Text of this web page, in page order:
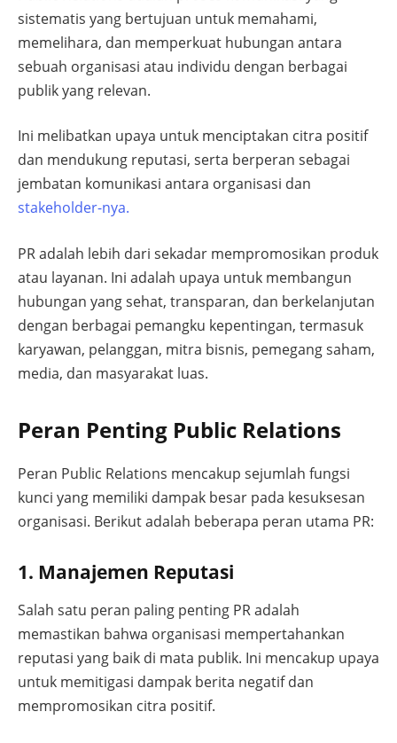
sistematis yang bertujuan untuk memahami,
memelihara, dan memperkuat hubungan antara
sebuah organisasi atau individu dengan berbagai
publik yang relevan.
Ini melibatkan upaya untuk menciptakan citra positif
dan mendukung reputasi, serta berperan sebagai
jembatan komunikasi antara organisasi dan
stakeholder-nya.
PR adalah lebih dari sekadar mempromosikan produk
atau layanan. Ini adalah upaya untuk membangun
hubungan yang sehat, transparan, dan berkelanjutan
dengan berbagai pemangku kepentingan, termasuk
karyawan, pelanggan, mitra bisnis, pemegang saham,
media, dan masyarakat luas.
Peran Penting Public Relations
Peran Public Relations mencakup sejumlah fungsi
kunci yang memiliki dampak besar pada kesuksesan
organisasi. Berikut adalah beberapa peran utama PR:
1. Manajemen Reputasi
Salah satu peran paling penting PR adalah
memastikan bahwa organisasi mempertahankan
reputasi yang baik di mata publik. Ini mencakup upaya
untuk memitigasi dampak berita negatif dan
mempromosikan citra positif.